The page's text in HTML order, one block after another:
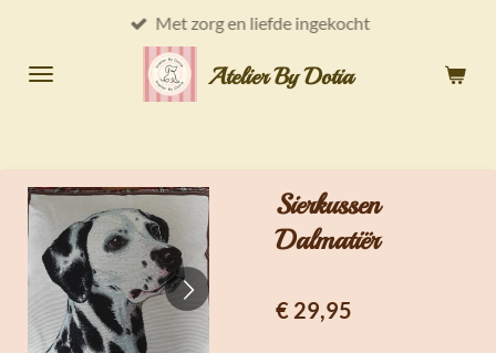
naar
Atelier By Dotia
Met zorg en liefde ingekocht
Sierkussen
Dalmatiër
€ 29,95